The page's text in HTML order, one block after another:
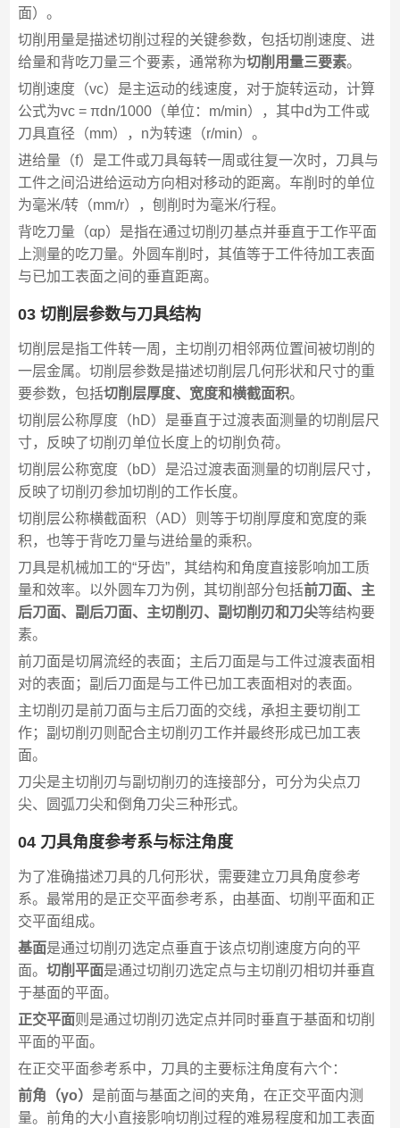
面）。
切削用量是描述切削过程的关键参数，包括切削速度、进
给量和背吃刀量三个要素，通常称为切削用量三要素。
切削速度（vc）是主运动的线速度，对于旋转运动，计算
公式为vc = πdn/1000（单位：m/min），其中d为工件或
刀具直径（mm），n为转速（r/min）。
进给量（f）是工件或刀具每转一周或往复一次时，刀具与
工件之间沿进给运动方向相对移动的距离。车削时的单位
为毫米/转（mm/r），刨削时为毫米/行程。
背吃刀量（αp）是指在通过切削刃基点并垂直于工作平面
上测量的吃刀量。外圆车削时，其值等于工件待加工表面
与已加工表面之间的垂直距离。
03 切削层参数与刀具结构
切削层是指工件转一周，主切削刃相邻两位置间被切削的
一层金属。切削层参数是描述切削层几何形状和尺寸的重
要参数，包括切削层厚度、宽度和横截面积。
切削层公称厚度（hD）是垂直于过渡表面测量的切削层尺
寸，反映了切削刃单位长度上的切削负荷。
切削层公称宽度（bD）是沿过渡表面测量的切削层尺寸，
反映了切削刃参加切削的工作长度。
切削层公称横截面积（AD）则等于切削厚度和宽度的乘
积，也等于背吃刀量与进给量的乘积。
刀具是机械加工的“牙齿”，其结构和角度直接影响加工质
量和效率。以外圆车刀为例，其切削部分包括前刀面、主
后刀面、副后刀面、主切削刃、副切削刃和刀尖等结构要
素。
前刀面是切屑流经的表面；主后刀面是与工件过渡表面相
对的表面；副后刀面是与工件已加工表面相对的表面。
主切削刃是前刀面与主后刀面的交线，承担主要切削工
作；副切削刃则配合主切削刃工作并最终形成已加工表
面。
刀尖是主切削刃与副切削刃的连接部分，可分为尖点刀
尖、圆弧刀尖和倒角刀尖三种形式。
04 刀具角度参考系与标注角度
为了准确描述刀具的几何形状，需要建立刀具角度参考
系。最常用的是正交平面参考系，由基面、切削平面和正
交平面组成。
基面是通过切削刃选定点垂直于该点切削速度方向的平
面。 切削平面是通过切削刃选定点与主切削刃相切并垂直
于基面的平面。
正交平面则是通过切削刃选定点并同时垂直于基面和切削
平面的平面。
在正交平面参考系中，刀具的主要标注角度有六个：
前角（γo） 是前面与基面之间的夹角，在正交平面内测
量。前角的大小直接影响切削过程的难易程度和加工表面